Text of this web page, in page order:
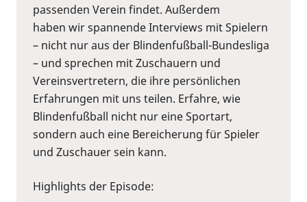
passenden Verein findet. Außerdem
haben wir spannende Interviews mit Spielern
– nicht nur aus der Blindenfußball-Bundesliga
– und sprechen mit Zuschauern und
Vereinsvertretern, die ihre persönlichen
Erfahrungen mit uns teilen. Erfahre, wie
Blindenfußball nicht nur eine Sportart,
sondern auch eine Bereicherung für Spieler
und Zuschauer sein kann.
Highlights der Episode: